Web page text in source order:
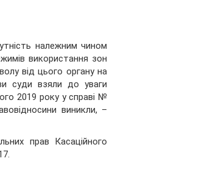
належним чином
використання зон
від цього органу на
суди взяли до уваги
2019 року у справі №
виникли, –
прав Касаційного